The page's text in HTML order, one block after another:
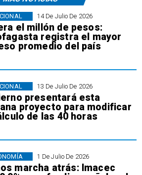
14 De Julio De 2026
el millón de pesos:
registra el mayor
promedio del país
13 De Julio De 2026
presentará esta
proyecto para modificar
de las 40 horas
1 De Julio De 2026
marcha atrás: Imacec